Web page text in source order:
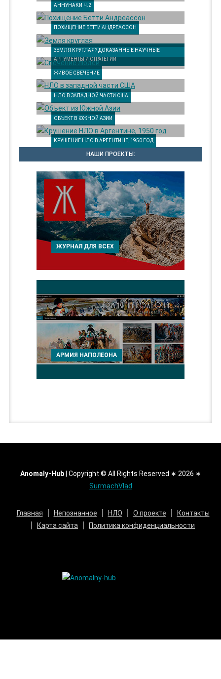
АННУНАКИ Ч.2
ПОХИЩЕНИЕ БЕТТИ АНДРЕАССОН
ЗЕМЛЯ КРУГЛАЯ? ДОКАЗАННЫЕ НАУЧНЫЕ
АРГУМЕНТЫ И СТРАТЕГИИ
ЖИВОЕ СВЕЧЕНИЕ
НЛО В ЗАПАДНОЙ ЧАСТИ США
ОБЪЕКТ В ЮЖНОЙ АЗИИ
КРУШЕНИЕ НЛО В АРГЕНТИНЕ, 1950 ГОД
НАШИ ПРОЕКТЫ:
ЖУРНАЛ ДЛЯ ВСЕХ
АРМИЯ НАПОЛЕОНА
Anomaly-Hub Copyright © All Rights Reserved ∗ 2026 ∗
SurmachVlad
Главная Непознанное НЛО О проекте
Контакты
Карта сайта
Политика конфиденциальности